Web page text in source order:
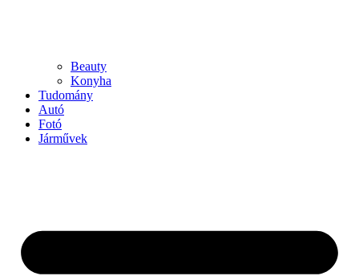
Beauty
Konyha
Tudomány
Autó
Fotó
Járművek